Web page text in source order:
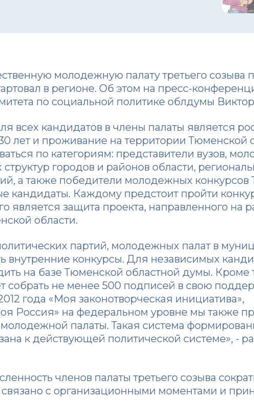
молодежную палату третьего созыва
в регионе. Об этом на пресс-
по социальной политике облдумы
всех кандидатов в члены палаты является
лет и проживание на территории Тюменской
по категориям: представители вузов,
городов и районов области,
а также победители молодежных конкурсов
кандидаты. Каждому предстоит пройти
является защита проекта, направленного на
области.
партий, молодежных палат в
внутренние конкурсы. Для независимых
на базе Тюменской областной думы. Кроме
собрать не менее 500 подписей в свою
года «Моя законотворческая инициатива»,
Россия» на федеральном уровне мы также
палаты. Такая система
к действующей политической системе», -
членов палаты третьего созыва
связано с организационными моментами и